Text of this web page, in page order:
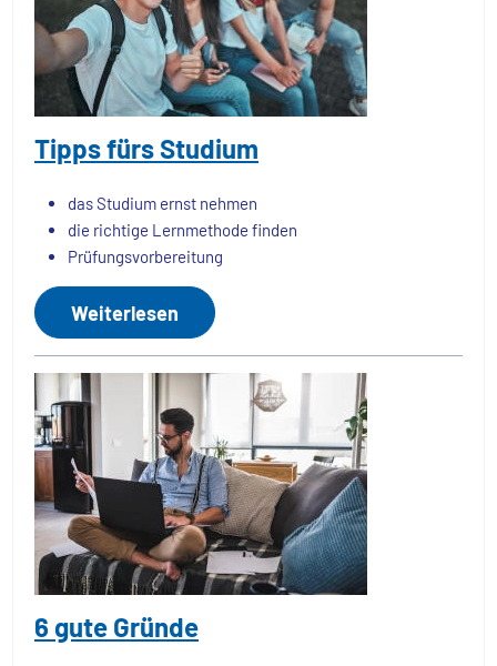
Tipps fürs Studium
das Studium ernst nehmen
die richtige Lernmethode finden
Prüfungsvorbereitung
Weiterlesen
6 gute Gründe